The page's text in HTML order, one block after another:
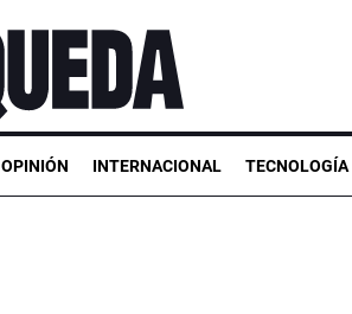
OPINIÓN INTERNACIONAL TECNOLOGÍA